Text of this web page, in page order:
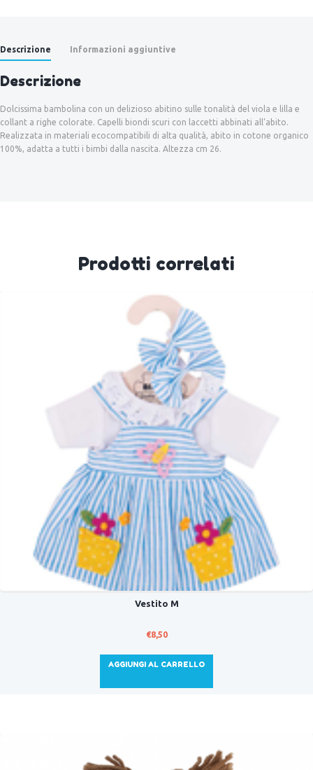
Descrizione Informazioni aggiuntive
Descrizione
Dolcissima bambolina con un delizioso abitino sulle tonalità del viola e lilla e
collant a righe colorate. Capelli biondi scuri con laccetti abbinati all’abito.
Realizzata in materiali ecocompatibili di alta qualità, abito in cotone organico
100%, adatta a tutti i bimbi dalla nascita. Altezza cm 26.
Prodotti correlati
Vestito M
€8,50
AGGIUNGI AL CARRELLO